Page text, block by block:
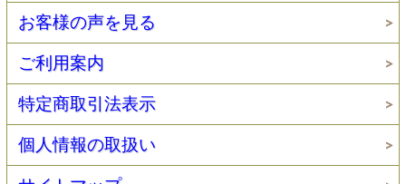
お客様の声を見る
ご利用案内
特定商取引法表示
個人情報の取扱い